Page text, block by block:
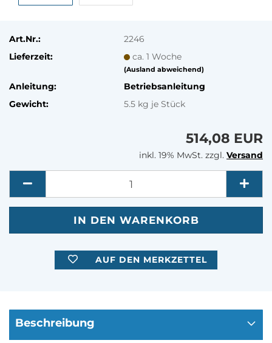
Art.Nr.:
2246
Lieferzeit:
ca. 1 Woche
(Ausland abweichend)
Anleitung:
Betriebsanleitung
Gewicht:
5.5 kg je Stück
514,08 EUR
inkl. 19% MwSt. zzgl. Versand
AUF DEN MERKZETTEL
Beschreibung